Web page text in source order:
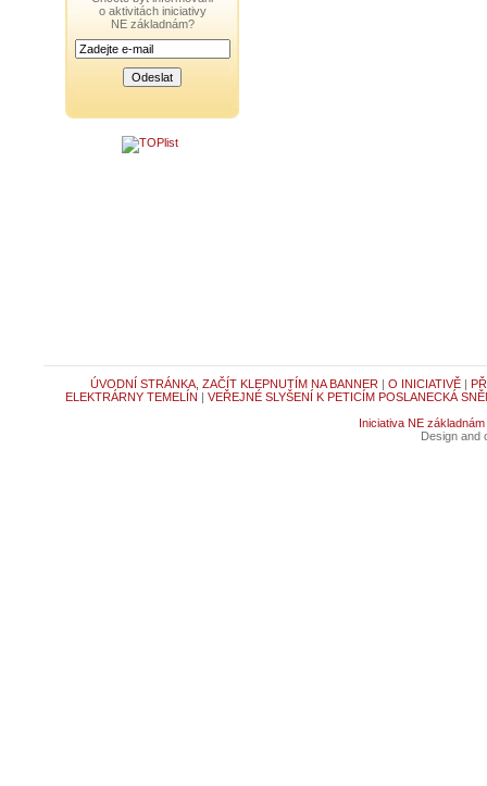
o aktivitách iniciativy
NE základnám?
ÚVODNÍ STRÁNKA, ZAČÍT KLEPNUTÍM NA BANNER | O INICIATIVĚ|
ELEKTRÁRNY TEMELÍN | VEŘEJNÉ SLYŠENÍ K PETICÍM POSLANECKÁ
Iniciativa NE základnám
Design and